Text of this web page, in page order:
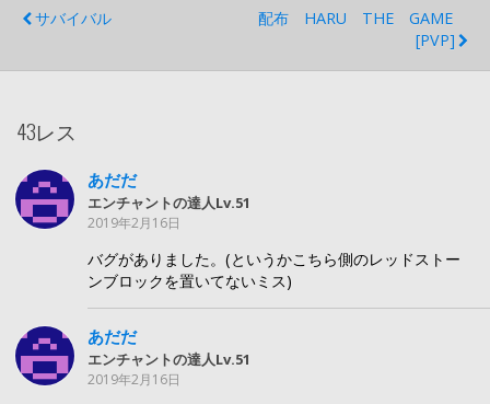
サバイバル
配布 HARU THE GAME
[PVP]
43レス
あだだ
エンチャントの達人Lv.51
2019年2月16日
バグがありました。(というかこちら側のレッドストー
ンブロックを置いてないミス)
あだだ
エンチャントの達人Lv.51
2019年2月16日